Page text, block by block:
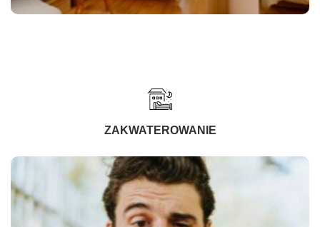
ZAKWATEROWANIE